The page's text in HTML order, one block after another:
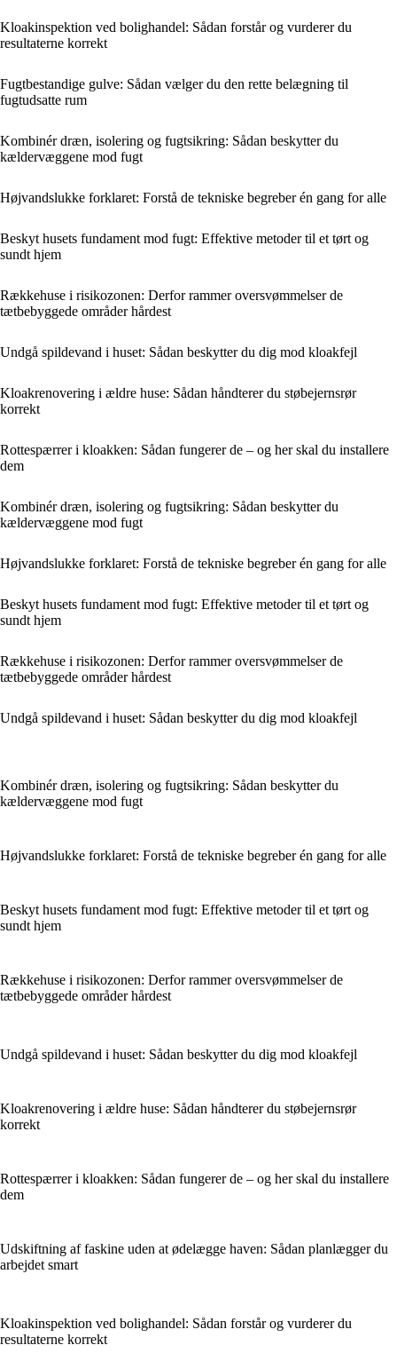
Kloakinspektion ved bolighandel: Sådan forstår og vurderer du
resultaterne korrekt
Fugtbestandige gulve: Sådan vælger du den rette belægning til
fugtudsatte rum
Kombinér dræn, isolering og fugtsikring: Sådan beskytter du
kældervæggene mod fugt
Højvandslukke forklaret: Forstå de tekniske begreber én gang for alle
Beskyt husets fundament mod fugt: Effektive metoder til et tørt og
sundt hjem
Rækkehuse i risikozonen: Derfor rammer oversvømmelser de
tætbebyggede områder hårdest
Undgå spildevand i huset: Sådan beskytter du dig mod kloakfejl
Kloakrenovering i ældre huse: Sådan håndterer du støbejernsrør
korrekt
Rottespærrer i kloakken: Sådan fungerer de – og her skal du installere
dem
Kombinér dræn, isolering og fugtsikring: Sådan beskytter du
kældervæggene mod fugt
Højvandslukke forklaret: Forstå de tekniske begreber én gang for alle
Beskyt husets fundament mod fugt: Effektive metoder til et tørt og
sundt hjem
Rækkehuse i risikozonen: Derfor rammer oversvømmelser de
tætbebyggede områder hårdest
Undgå spildevand i huset: Sådan beskytter du dig mod kloakfejl
Kombinér dræn, isolering og fugtsikring: Sådan beskytter du
kældervæggene mod fugt
Højvandslukke forklaret: Forstå de tekniske begreber én gang for alle
Beskyt husets fundament mod fugt: Effektive metoder til et tørt og
sundt hjem
Rækkehuse i risikozonen: Derfor rammer oversvømmelser de
tætbebyggede områder hårdest
Undgå spildevand i huset: Sådan beskytter du dig mod kloakfejl
Kloakrenovering i ældre huse: Sådan håndterer du støbejernsrør
korrekt
Rottespærrer i kloakken: Sådan fungerer de – og her skal du installere
dem
Udskiftning af faskine uden at ødelægge haven: Sådan planlægger du
arbejdet smart
Kloakinspektion ved bolighandel: Sådan forstår og vurderer du
resultaterne korrekt